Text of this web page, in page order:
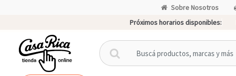
Sobre Nosotros
Próximos horarios disponibles:
B
u